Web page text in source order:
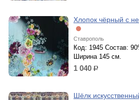
Хлопок чёрный с
Ставрополь
Код: 1945 Состав:
Ширина 145 см.
1 040 р.
Шёлк